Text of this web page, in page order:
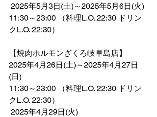
2025年5月3日(土)～2025年5月6日(火)
11:30～23:00 （料理L.O. 22:30 ドリン
クL.O. 22:30）
【焼肉ホルモンざくろ岐阜島店】
2025年4月26日(土)～2025年4月27日
(日)
11:30～23:00 （料理L.O. 22:30 ドリン
クL.O. 22:30）
2025年4月29日(火)